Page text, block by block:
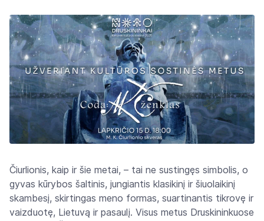
Čiurlionis, kaip ir šie metai, – tai ne sustingęs simbolis, o
gyvas kūrybos šaltinis, jungiantis klasikinį ir šiuolaikinį
skambesį, skirtingas meno formas, suartinantis tikrovę ir
vaizduotę, Lietuvą ir pasaulį. Visus metus Druskininkuose